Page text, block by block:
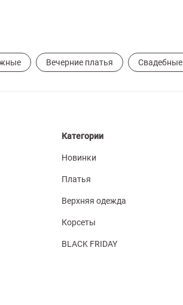
Вечерние платья Свадебные
Категории
Новинки
Платья
Верхняя одежда
Корсеты
BLACK FRIDAY